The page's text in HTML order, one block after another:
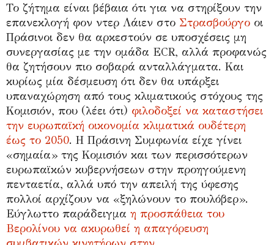
Το ζήτημα είναι βέβαια ότι για να στηρίξουν την
επανεκλογή φον ντερ Λάιεν στο Στρασβούργο οι
Πράσινοι δεν θα αρκεστούν σε υποσχέσεις μη
συνεργασίας με την ομάδα ECR, αλλά προφανώς
θα ζητήσουν πιο σοβαρά ανταλλάγματα. Και
κυρίως μία δέσμευση ότι δεν θα υπάρξει
υπαναχώρηση από τους κλιματικούς στόχους της
Κομισιόν, που (λέει ότι) φιλοδοξεί να καταστήσει
την ευρωπαϊκή οικονομία κλιματικά ουδέτερη
έως το 2050. Η Πράσινη Συμφωνία είχε γίνει
«σημαία» της Κομισιόν και των περισσότερων
ευρωπαϊκών κυβερνήσεων στην προηγούμενη
πενταετία, αλλά υπό την απειλή της ύφεσης
πολλοί αρχίζουν να «ξηλώνουν το πουλόβερ».
Εύγλωττο παράδειγμα η προσπάθεια του
Βερολίνου να ακυρωθεί η απαγόρευση